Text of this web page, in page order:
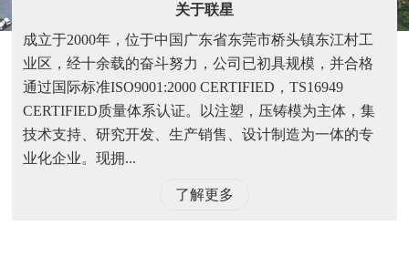
关于联星
成立于2000年，位于中国广东省东莞市桥头镇东江村工
业区，经十余载的奋斗努力，公司已初具规模，并合格
通过国际标准ISO9001:2000 CERTIFIED，TS16949
CERTIFIED质量体系认证。以注塑，压铸模为主体，集
技术支持、研究开发、生产销售、设计制造为一体的专
业化企业。现拥...
了解更多